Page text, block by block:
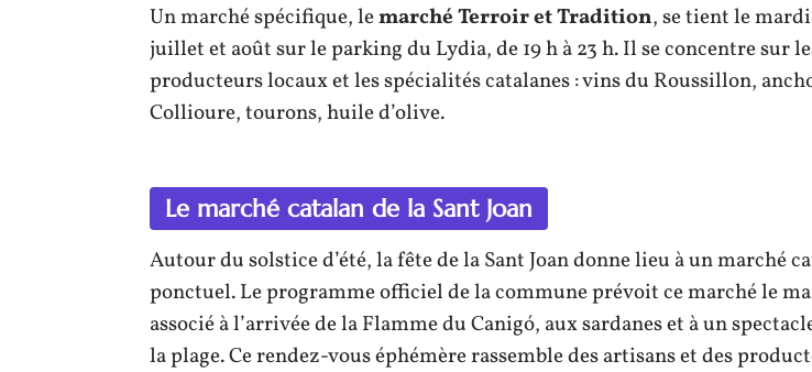
Un marché spécifique, lemarché Terroir et Tradition, se tient le
juillet et août sur le parking du Lydia, de 19 h à 23 h. Il se concentre sur
producteurs locaux et les spécialités catalanes : vins du Roussillon,
Collioure, tourons, huile d’olive.
Le marché catalan de la Sant Joan
Autour du solstice d’été, la fête de la Sant Joan donne lieu à un marché
ponctuel. Le programme officiel de la commune prévoit ce marché le
associé à l’arrivée de la Flamme du Canigó, aux sardanes et à un
la plage. Ce rendez-vous éphémère rassemble des artisans et des